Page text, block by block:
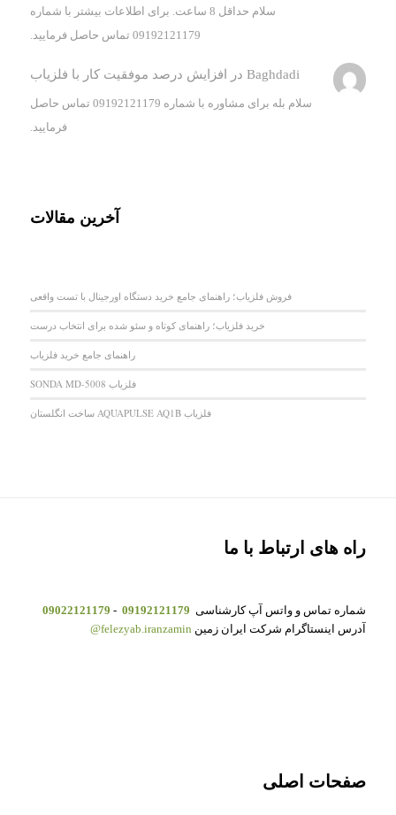
سلام حداقل 8 ساعت. برای اطلاعات بیشتر با شماره
09192121179 تماس حاصل فرمایید.
Baghdadi در افزایش درصد موفقیت کار با فلزیاب
سلام بله برای مشاوره با شماره 09192121179 تماس حاصل
فرمایید.
آخرین مقالات
فروش فلزیاب؛ راهنمای جامع خرید دستگاه اورجینال با تست واقعی
خرید فلزیاب؛ راهنمای کوتاه و سئو شده برای انتخاب درست
راهنمای جامع خرید فلزیاب
فلزیاب SONDA MD-5008
فلزیاب AQUAPULSE AQ1B ساخت انگلستان
راه های ارتباط با ما
شماره تماس و واتس آپ کارشناسی 09192121179
-
09022121179
آدرس اینستاگرام شرکت ایران زمین felezyab.iranzamin@
صفحات اصلی